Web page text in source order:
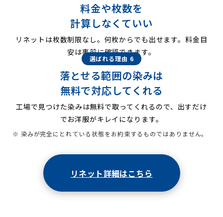
料金や枚数を
計算しなくていい
リネットは枚数制限なし。何枚からでも出せます。料金目
安は事前に確認できます。
選ばれる理由 6
落とせる範囲の染みは
無料で対応してくれる
工場で見つけた染みは無料で取ってくれるので、出すだけ
でお洋服がキレイになります。
※ 染みが完全にとれている状態をお約束するものではありません。
リネット詳細はこちら